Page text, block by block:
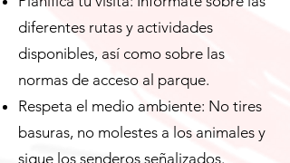
diferentes rutas y actividades
disponibles, así como sobre las
normas de acceso al parque.
Respeta el medio ambiente: No tires
basuras, no molestes a los animales y
sigue los senderos señalizados.